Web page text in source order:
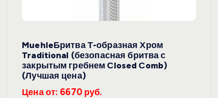
MuehleБритва Т-образная Хром
Traditional (безопасная бритва с
закрытым гребнем Сlosed Сomb)
(Лучшая цена)
Цена от: 6670 руб.